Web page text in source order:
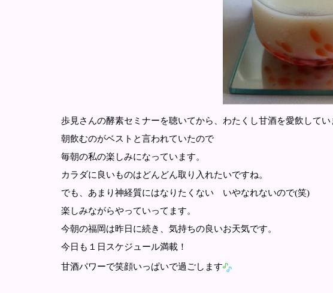
歩見さんの酵素セミナーを聴いてから、わたくし甘酒を愛飲してい
朝飲むのがベストと言われていたので
毎朝の私の楽しみになっています。
カラダに良いものはどんどん取り入れたいですね。
でも、あまり神経質にはなりたくない いやなれないので(笑)
楽しみながらやっていってます。
今朝の福岡は昨日に続き、気持ちの良いお天気です。
今日も１日スケジュール満載！
甘酒パワーで笑顔いっぱいで過ごします